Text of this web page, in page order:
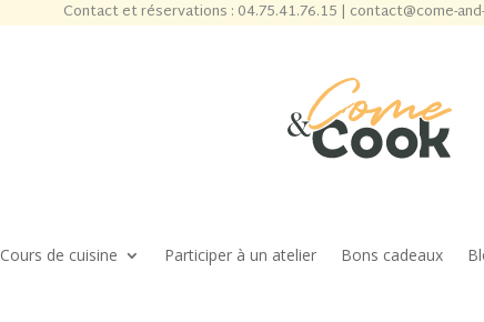
Contact et réservations : 04.75.41.76.15 | contact@come-
Cours de cuisine Participer à un atelier Bons cadeaux